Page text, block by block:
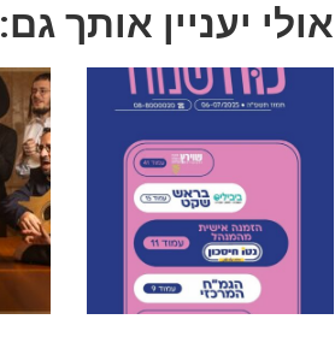
אולי יעניין אותך גם: